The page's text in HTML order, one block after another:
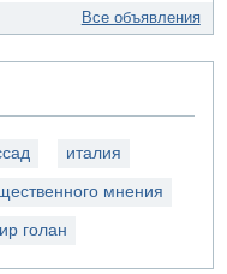
Все объявления
италия
мнения
голан